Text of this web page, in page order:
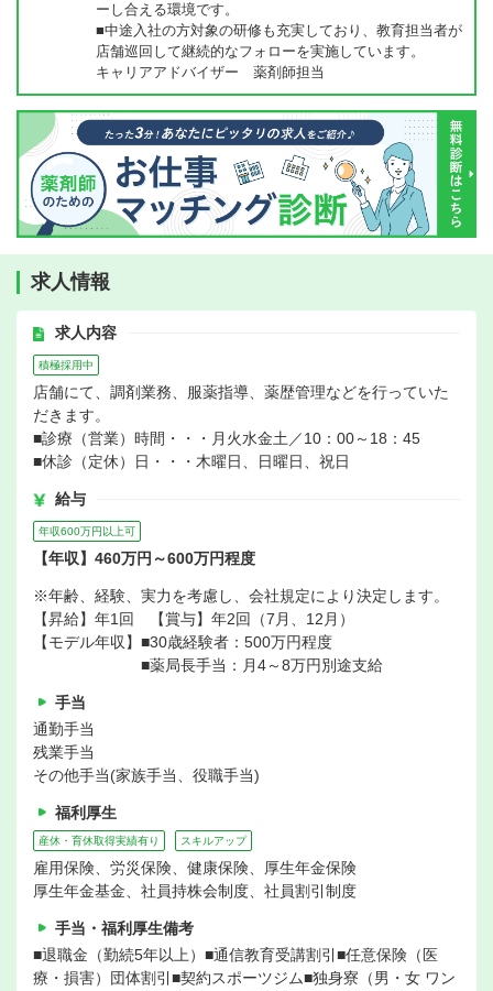
ーし合える環境です。
■中途入社の方対象の研修も充実しており、教育担当者が
店舗巡回して継続的なフォローを実施しています。
キャリアアドバイザー 薬剤師担当
求人情報
求人内容
積極採用中
店舗にて、調剤業務、服薬指導、薬歴管理などを行っていた
だきます。
■診療（営業）時間・・・月火水金土／10：00～18：45
■休診（定休）日・・・木曜日、日曜日、祝日
給与
年収600万円以上可
【年収】460万円～600万円程度
※年齢、経験、実力を考慮し、会社規定により決定します。
【昇給】年1回 【賞与】年2回（7月、12月）
【モデル年収】■30歳経験者：500万円程度
■薬局長手当：月4～8万円別途支給
手当
通勤手当
残業手当
その他手当(家族手当、役職手当)
福利厚生
産休・育休取得実績有り スキルアップ
雇用保険、労災保険、健康保険、厚生年金保険
厚生年金基金、社員持株会制度、社員割引制度
手当・福利厚生備考
■退職金（勤続5年以上）■通信教育受講割引■任意保険（医
療・損害）団体割引■契約スポーツジム■独身寮（男・女 ワン